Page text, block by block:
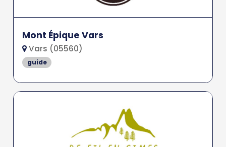
Mont Épique Vars
Vars (05560)
guide